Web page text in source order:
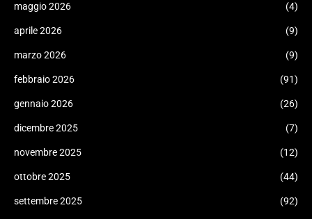
maggio 2026 (4)
aprile 2026 (9)
marzo 2026 (9)
febbraio 2026 (91)
gennaio 2026 (26)
dicembre 2025 (7)
novembre 2025 (12)
ottobre 2025 (44)
settembre 2025 (92)